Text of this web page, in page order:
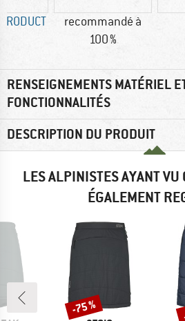
recommandé à
100 %
RENSEIGNEMENTS MATÉRIEL
FONCTIONNALITÉS
DESCRIPTION DU PRODUIT
LES ALPINISTES AYANT VU
ÉGALEMENT
Remise
-75 %